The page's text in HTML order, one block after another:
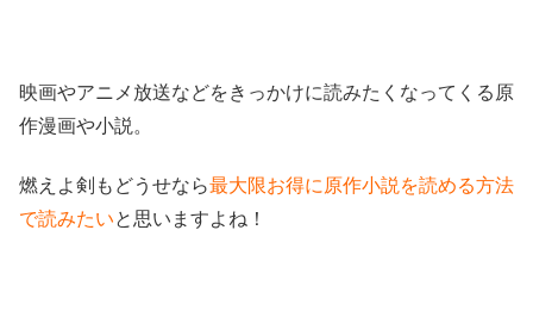
映画やアニメ放送などをきっかけに読みたくなってくる原
作漫画や小説。
燃えよ剣もどうせなら最大限お得に原作小説を読める方法
で読みたいと思いますよね！